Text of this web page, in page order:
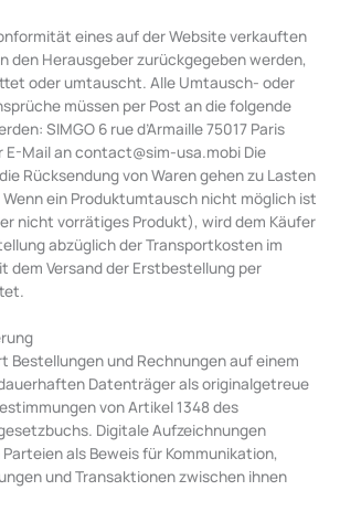
eines auf der Website verkauften
den Herausgeber zurückgegeben werden,
oder umtauscht. Alle Umtausch- oder
müssen per Post an die folgende
SIMGO 6 rue d’Armaille 75017 Paris
E-Mail ancontact@sim-usa.mobi Die
Rücksendung von Waren gehen zu Lasten
ein Produktumtausch nicht möglich ist
nicht vorrätiges Produkt), wird dem Käufer
abzüglich der Transportkosten im
dem Versand der Erstbestellung per
Bestellungen und Rechnungen auf einem
Datenträger als originalgetreue
von Artikel 1348 des
Digitale Aufzeichnungen
als Beweis für Kommunikation,
und Transaktionen zwischen ihnen